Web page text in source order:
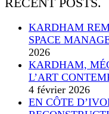
KARDHAM
SPACE
2026
KARDHAM,
L’ART
4 février 2026
EN CÔTE